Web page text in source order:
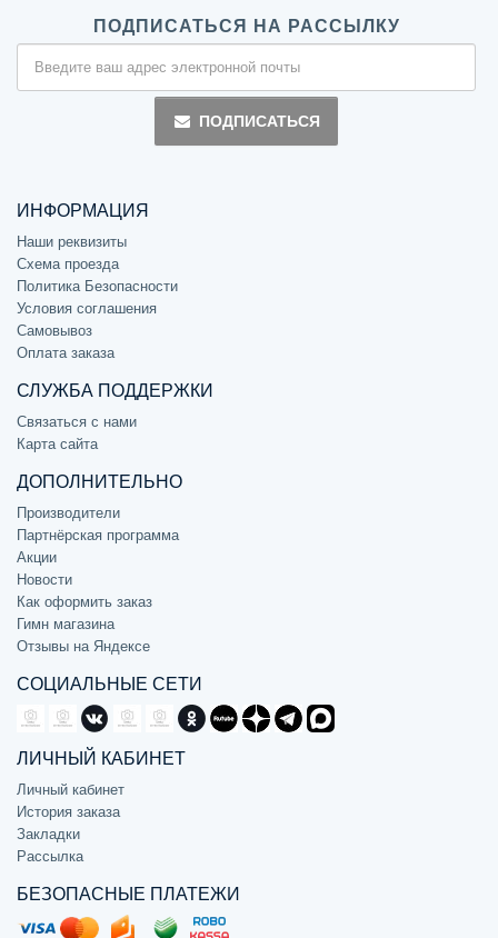
ПОДПИСАТЬСЯ НА РАССЫЛКУ
ПОДПИСАТЬСЯ
ИНФОРМАЦИЯ
Наши реквизиты
Схема проезда
Политика Безопасности
Условия соглашения
Самовывоз
Оплата заказа
СЛУЖБА ПОДДЕРЖКИ
Связаться с нами
Карта сайта
ДОПОЛНИТЕЛЬНО
Производители
Партнёрская программа
Акции
Новости
Как оформить заказ
Гимн магазина
Отзывы на Яндексе
СОЦИАЛЬНЫЕ СЕТИ
ЛИЧНЫЙ КАБИНЕТ
Личный кабинет
История заказа
Закладки
Рассылка
БЕЗОПАСНЫЕ ПЛАТЕЖИ